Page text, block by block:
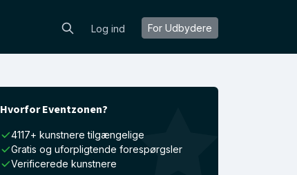
Log ind For Udbydere
Hvorfor Eventzonen?
4117+ kunstnere tilgængelige
Gratis og uforpligtende forespørgsler
Verificerede kunstnere